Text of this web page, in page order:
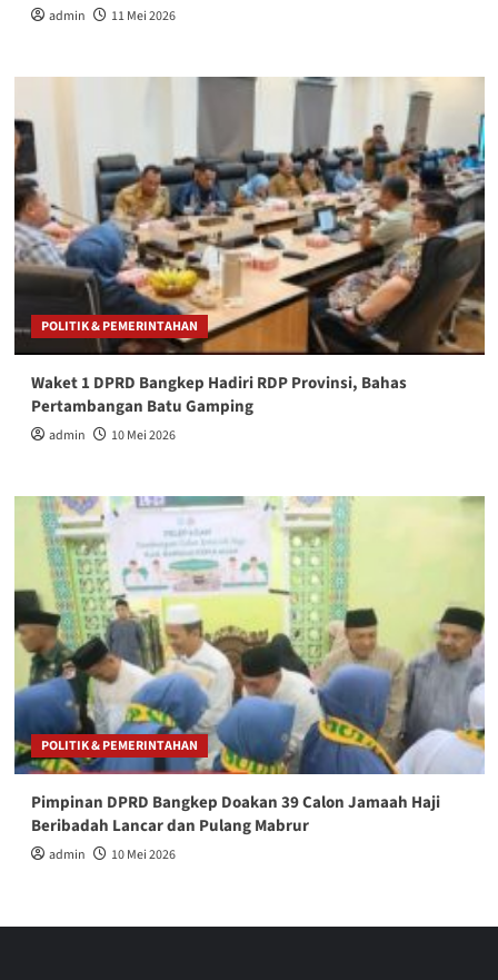
admin 11 Mei 2026
POLITIK & PEMERINTAHAN
Waket 1 DPRD Bangkep Hadiri RDP Provinsi, Bahas
Pertambangan Batu Gamping
admin 10 Mei 2026
POLITIK & PEMERINTAHAN
Pimpinan DPRD Bangkep Doakan 39 Calon Jamaah Haji
Beribadah Lancar dan Pulang Mabrur
admin 10 Mei 2026